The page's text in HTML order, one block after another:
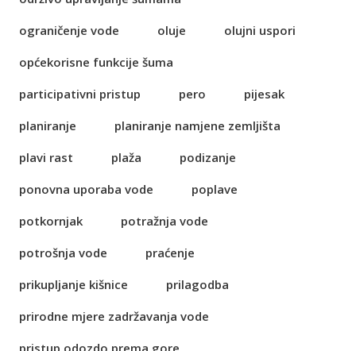
ograničenje vode
oluje
olujni uspori
općekorisne funkcije šuma
participativni pristup
pero
pijesak
planiranje
planiranje namjene zemljišta
plavi rast
plaža
podizanje
ponovna uporaba vode
poplave
potkornjak
potražnja vode
potrošnja vode
praćenje
prikupljanje kišnice
prilagodba
prirodne mjere zadržavanja vode
pristup odozdo prema gore